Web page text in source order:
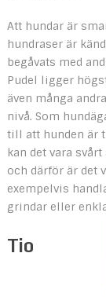
Att hundar är
hundraser är
begåvats med
Pudel ligger
även många
nivå. Som
till att hunden är
kan det vara
och därför är det
exempelvis
grindar eller
Tio